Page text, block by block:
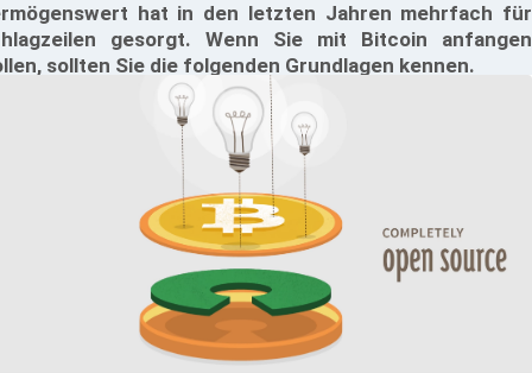
hat in den letzten Jahren mehrfach für
gesorgt. Wenn Sie mit Bitcoin anfangen
sollten Sie die folgenden Grundlagen kennen.